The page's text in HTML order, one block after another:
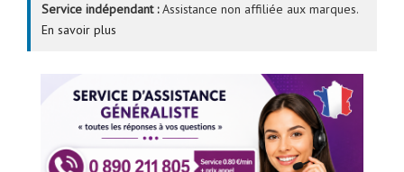
Service indépendant :Assistance non affiliée aux marques.
En savoir plus